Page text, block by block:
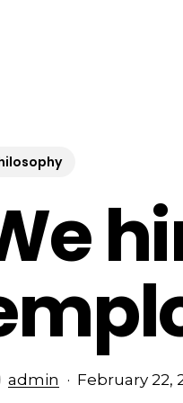
admin February 22,